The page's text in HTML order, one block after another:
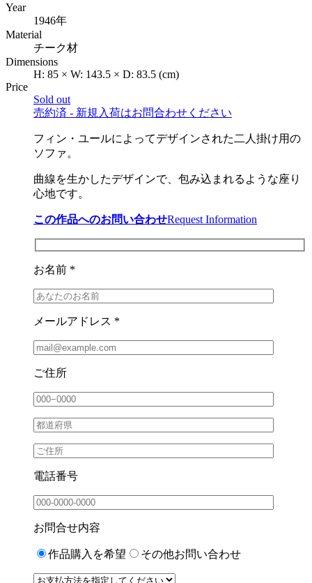
Year
1946年
Material
チーク材
Dimensions
H: 85 × W: 143.5 × D: 83.5 (cm)
Price
Sold out
売約済 - 新規入荷はお問合わせください
フィン・ユールによってデザインされた二人掛け用の
ソファ。
曲線を生かしたデザインで、包み込まれるような座り
心地です。
この作品へのお問い合わせRequest Information
お名前 *
メールアドレス *
ご住所
電話番号
お問合せ内容
作品購入を希望 その他お問い合わせ